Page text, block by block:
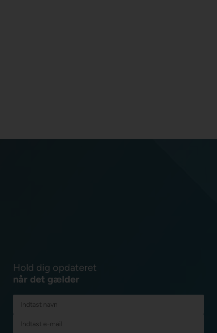
Hold dig opdateret
når det gælder